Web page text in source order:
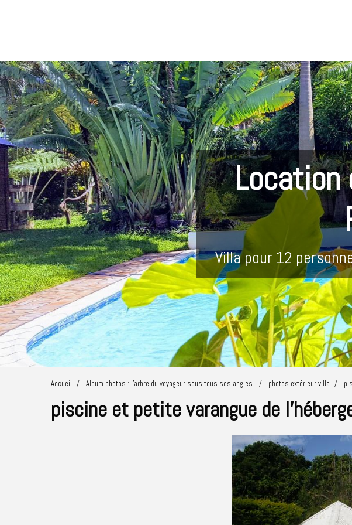
Location
Villa pour 12
Accueil Album photos : l'arbre du voyageur sous tous ses angles. photos extérieur villa
piscine et petite varangue de